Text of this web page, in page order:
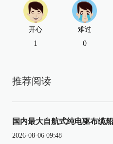
开心
1
难过
0
推荐阅读
国内最大自航式纯电驱布缆
2026-08-06 09:48